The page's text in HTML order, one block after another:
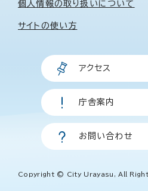
個人情報の取り扱いについて
サイトの使い方
アクセス
庁舎案内
お問い合わせ
Copyright © City Urayasu, All